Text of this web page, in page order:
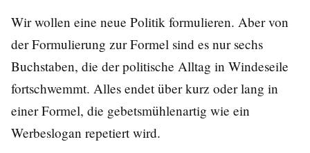
Wir wollen eine neue Politik formulieren. Aber von
der Formulierung zur Formel sind es nur sechs
Buchstaben, die der politische Alltag in Windeseile
fortschwemmt. Alles endet über kurz oder lang in
einer Formel, die gebetsmühlenartig wie ein
Werbeslogan repetiert wird.